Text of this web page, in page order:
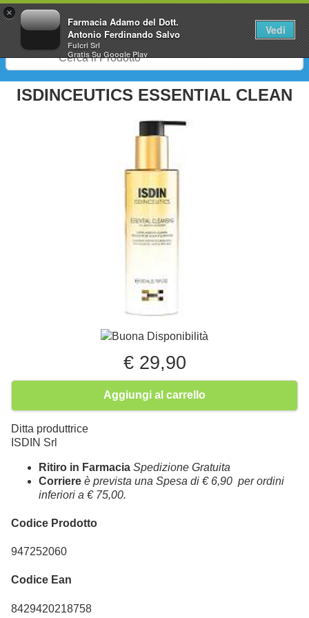
×
Farmacia Adamo del Dott.
Antonio Ferdinando Salvo
Fulcri Srl
GratisSu Google Play
Vedi
0
ISDINCEUTICS ESSENTIAL CLEAN
Buona Disponibilità
€ 29,90
Aggiungi al carrello
Ditta produttrice
ISDIN Srl
Ritiro in Farmacia Spedizione Gratuita
Corriere è prevista una Spesa di € 6,90 per ordini
inferiori a € 75,00.
Codice Prodotto
947252060
Codice Ean
8429420218758